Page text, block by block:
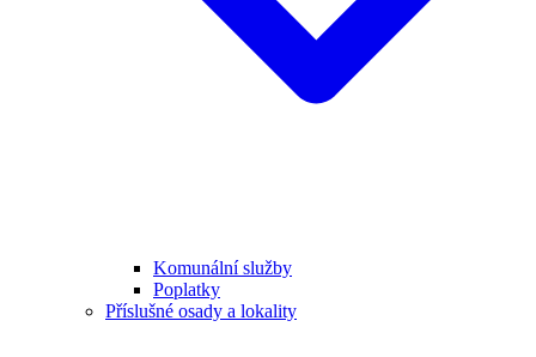
Komunální služby
Poplatky
Příslušné osady a lokality